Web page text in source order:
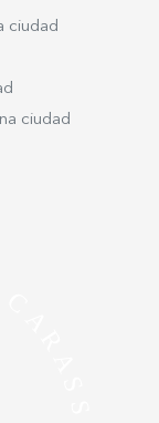
a estrenar.
y con
ciudad
ciudad